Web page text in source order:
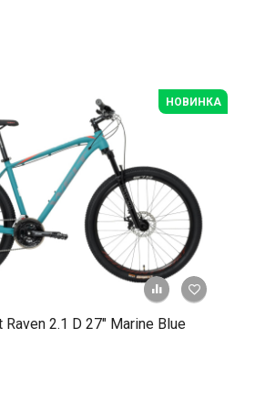
НОВИНКА
+ К
2.1 D 27" Marine Blue